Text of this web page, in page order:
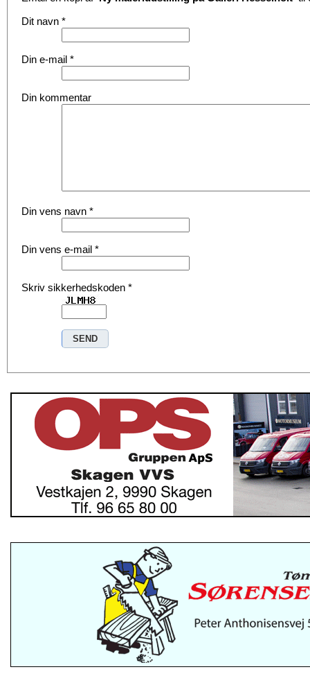
Dit navn *
Din e-mail *
Din kommentar
Din vens navn *
Din vens e-mail *
Skriv sikkerhedskoden *